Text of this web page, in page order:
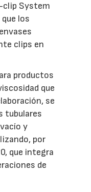
clip System
los
clips en
productos
que
se
tubulares
y
por
que integra
de